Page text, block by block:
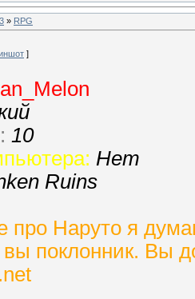
» RPG
]
10
Нет
Ruins
про Наруто я
вы поклонник. Вы